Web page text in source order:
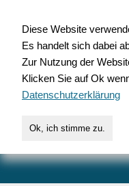
für
Diese Website
Es handelt sich dabei
Zur Nutzung der
Klicken Sie auf Ok
Datenschutzerklärung
Ok, ich stimme zu.